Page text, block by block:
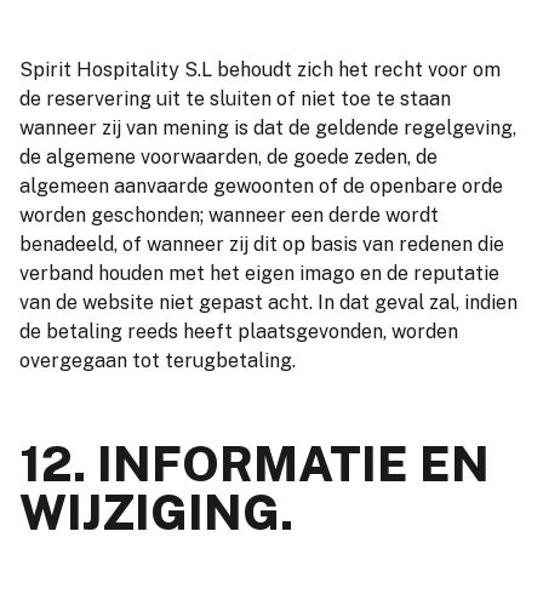
Spirit Hospitality S.L behoudt zich het recht voor om
de reservering uit te sluiten of niet toe te staan
wanneer zij van mening is dat de geldende regelgeving,
de algemene voorwaarden, de goede zeden, de
algemeen aanvaarde gewoonten of de openbare orde
worden geschonden; wanneer een derde wordt
benadeeld, of wanneer zij dit op basis van redenen die
verband houden met het eigen imago en de reputatie
van de website niet gepast acht. In dat geval zal, indien
de betaling reeds heeft plaatsgevonden, worden
overgegaan tot terugbetaling.
12. INFORMATIE EN
WIJZIGING.